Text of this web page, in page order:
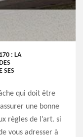
: LA
SES
qui doit être
une bonne
règles de l’art. si
vous adresser à